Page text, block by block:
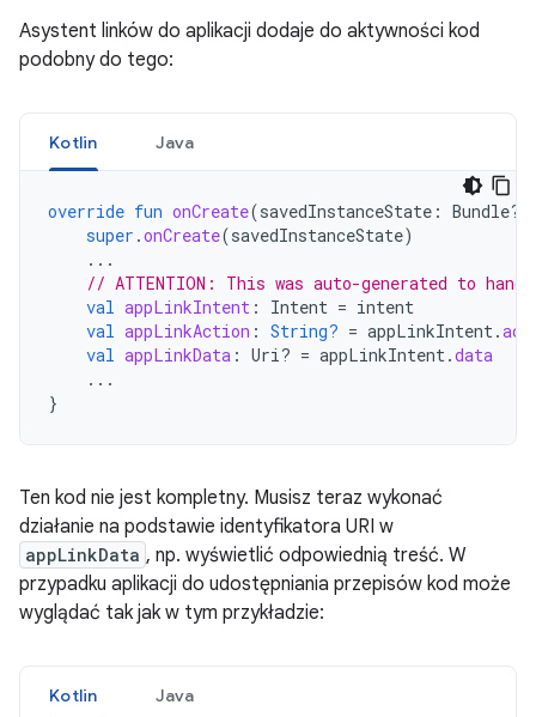
Asystent linków do aplikacji dodaje do aktywności kod
podobny do tego:
Kotlin Java
override fun onCreate(savedInstanceState : Bundle?)
super .onCreate(savedInstanceState)
...
// ATTENTION: This was auto-generated to
val appLinkIntent : Intent = intent
val appLinkAction : String? = appLinkIntent.
val appLinkData : Uri? = appLinkIntent.data
...
}
Ten kod nie jest kompletny. Musisz teraz wykonać
działanie na podstawie identyfikatora URI w
appLinkData , np. wyświetlić odpowiednią treść. W
przypadku aplikacji do udostępniania przepisów kod może
wyglądać tak jak w tym przykładzie:
Kotlin Java